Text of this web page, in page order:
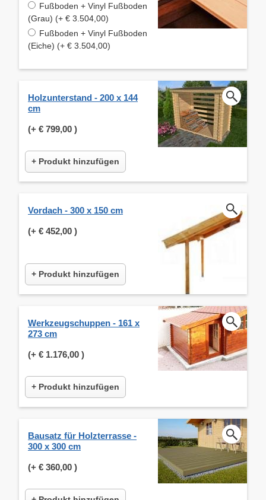
Fußboden + Vinyl Fußboden
(Grau) (+ € 3.504,00)
Fußboden + Vinyl Fußboden
(Eiche) (+ € 3.504,00)
Holzunterstand - 200 x 144
cm
(+ € 799,00 )
+ Produkt hinzufügen
Vordach - 300 x 150 cm
(+ € 452,00 )
+ Produkt hinzufügen
Werkzeugschuppen - 161 x
273 cm
(+ € 1.176,00 )
+ Produkt hinzufügen
Bausatz für Holzterrasse -
300 x 300 cm
(+ € 360,00 )